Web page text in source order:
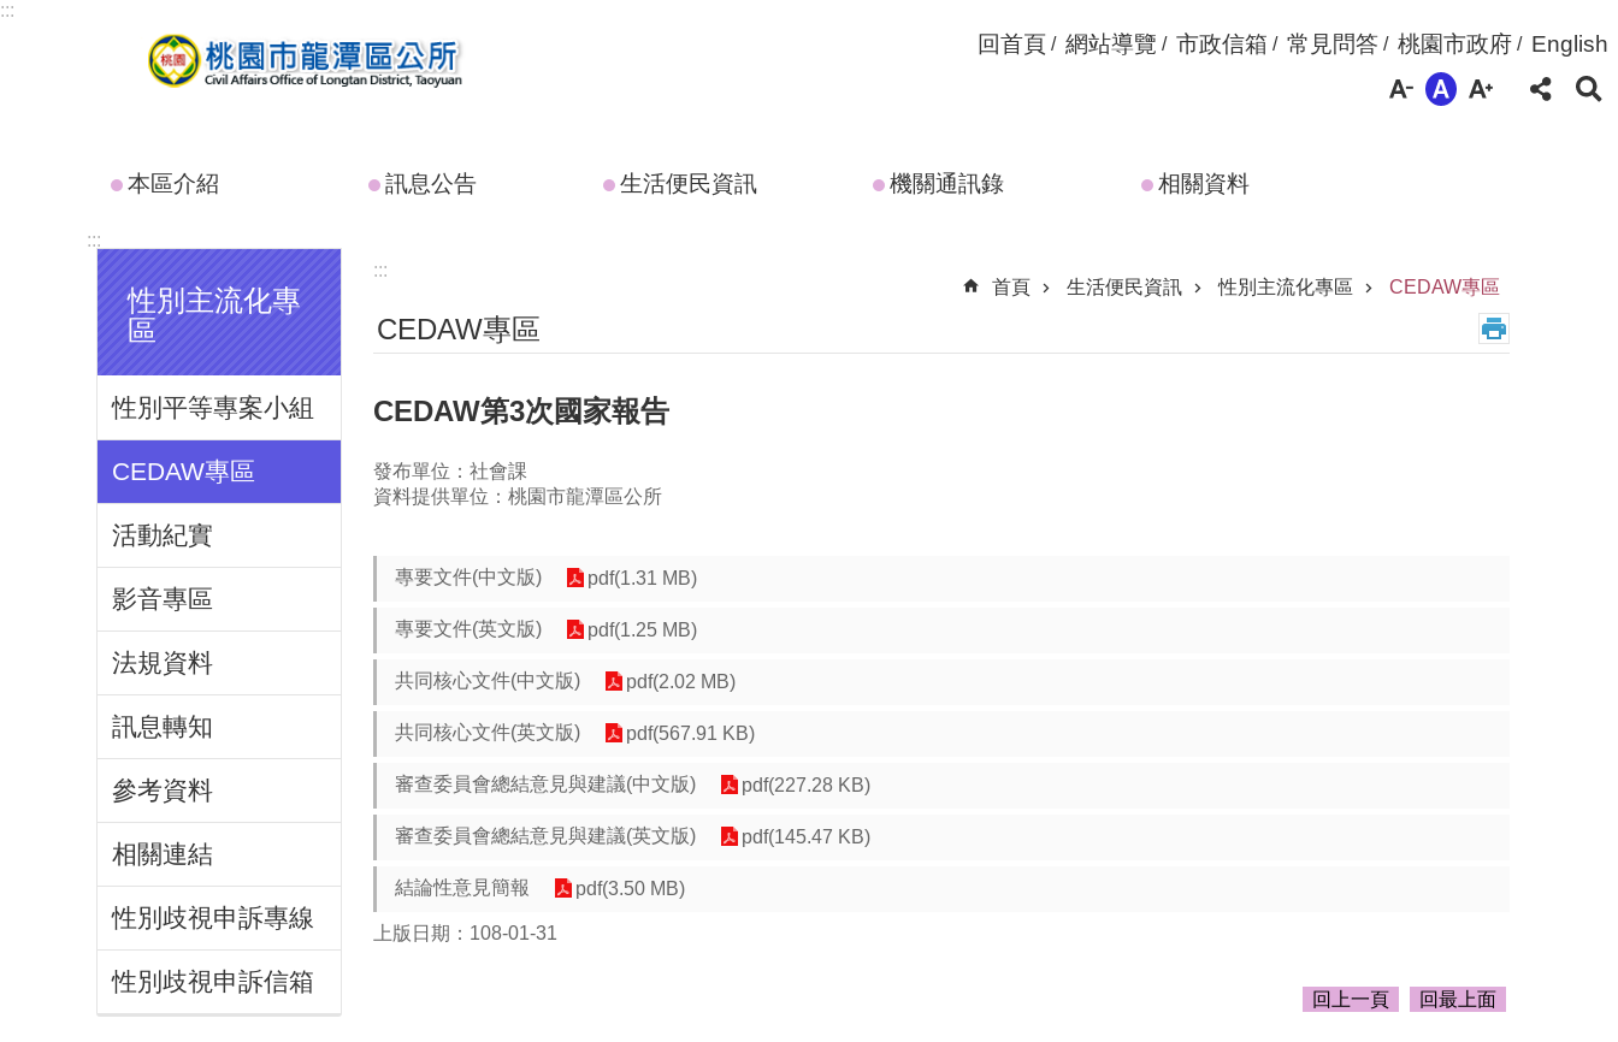
跳到主要內容區塊
:::
回首頁 網站導覽 市政信箱 常見問答 桃園市政府 English
本區介紹 訊息公告 生活便民資訊 機關通訊錄 相關資料
:::
性別主流化專
區
性別平等專案小組
CEDAW專區
活動紀實
影音專區
法規資料
訊息轉知
參考資料
相關連結
性別歧視申訴專線
性別歧視申訴信箱
:::
首頁
生活便民資訊 性別主流化專區 CEDAW專區
CEDAW專區
CEDAW第3次國家報告
發布單位：社會課
資料提供單位：桃園市龍潭區公所
專要文件(中文版) pdf(1.31 MB)
專要文件(英文版) pdf(1.25 MB)
共同核心文件(中文版) pdf(2.02 MB)
共同核心文件(英文版) pdf(567.91 KB)
審查委員會總結意見與建議(中文版) pdf(227.28 KB)
審查委員會總結意見與建議(英文版) pdf(145.47 KB)
結論性意見簡報 pdf(3.50 MB)
上版日期：108-01-31
回上一頁 回最上面